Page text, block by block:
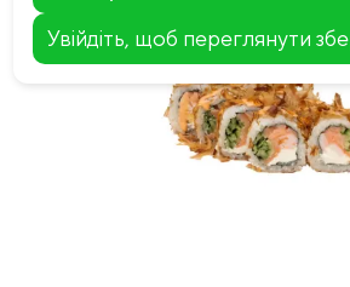
Увійдіть, щоб переглянути